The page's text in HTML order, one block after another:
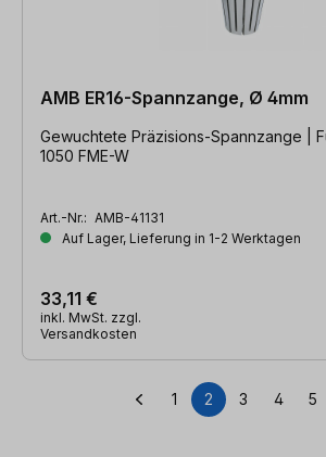
AMB ER16-Spannzange, Ø 4mm
Gewuchtete Präzisions-Spannzange |
1050 FME-W
Art.-Nr.: AMB-41131
Auf Lager, Lieferung in 1-2 Werktagen
33,11 €
inkl. MwSt. zzgl.
Versandkosten
Seite
1 Seite
2 Seite
3 Seite
4 5